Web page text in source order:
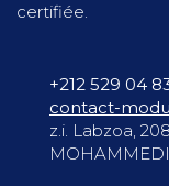
certifiée.
+212 529 04
contact-
z.i. Labzoa,